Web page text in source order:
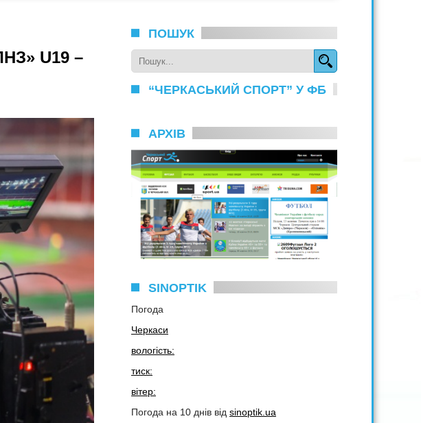
U19 –
ПОШУК
“ЧЕРКАСЬКИЙ СПОРТ” У ФБ
АРХІВ
SINOPTIK
Погода
Черкаси
вологість:
тиск:
вітер:
Погода на 10 днів від sinoptik.ua